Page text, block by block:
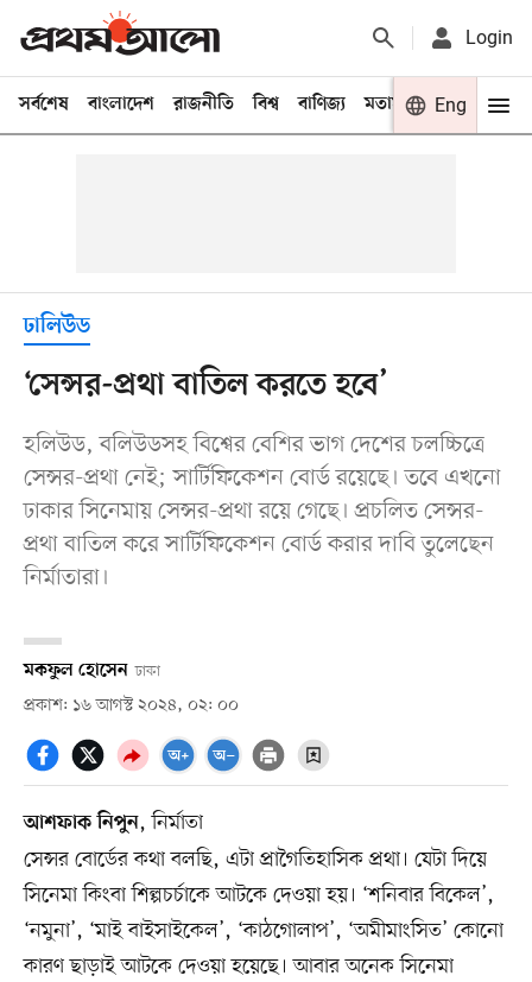
Login
সর্বশেষ বাংলাদেশ রাজনীতি বিশ্ব বাণিজ্য মতামত খেলা
Eng
ঢালিউড
‘সেন্সর-প্রথা বাতিল করতে হবে’
হলিউড, বলিউডসহ বিশ্বের বেশির ভাগ দেশের চলচ্চিত্রে
সেন্সর-প্রথা নেই; সার্টিফিকেশন বোর্ড রয়েছে। তবে এখনো
ঢাকার সিনেমায় সেন্সর-প্রথা রয়ে গেছে। প্রচলিত সেন্সর-
প্রথা বাতিল করে সার্টিফিকেশন বোর্ড করার দাবি তুলেছেন
নির্মাতারা।
মকফুল হোসেন ঢাকা
প্রকাশ: ১৬ আগস্ট ২০২৪, ০২: ০০
আশফাক নিপুন, নির্মাতা
সেন্সর বোর্ডের কথা বলছি, এটা প্রাগৈতিহাসিক প্রথা। যেটা দিয়ে
সিনেমা কিংবা শিল্পচর্চাকে আটকে দেওয়া হয়। ‘শনিবার বিকেল’,
‘নমুনা’, ‘মাই বাইসাইকেল’, ‘কাঠগোলাপ’, ‘অমীমাংসিত’ কোনো
কারণ ছাড়াই আটকে দেওয়া হয়েছে। আবার অনেক সিনেমা